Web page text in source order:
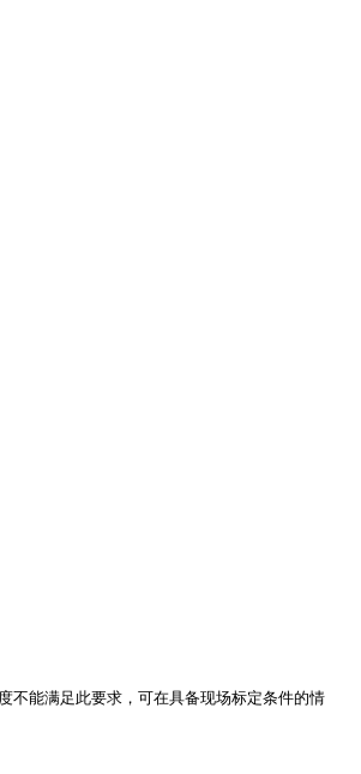
不能满足此要求，可在具备现场标定条件的情